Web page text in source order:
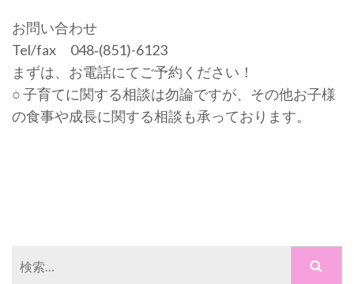
お問い合わせ
Tel/fax 048‐(851)-6123
まずは、お電話にてご予約ください！
○ 子育てに関する相談は勿論ですが、その他お子様
の食事や成長に関する相談も承っております。